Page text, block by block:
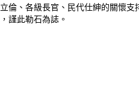
、各級長官、民代仕紳的關懷
謹此勒石為誌。